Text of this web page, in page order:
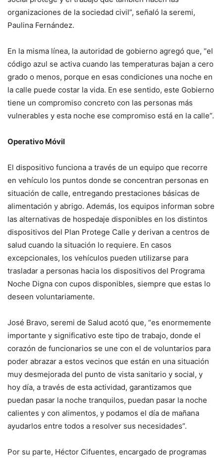
organizaciones de la sociedad civil”, señaló la seremi,
Paulina Fernández.
En la misma línea, la autoridad de gobierno agregó que, “el
código azul se activa cuando las temperaturas bajan a cero
grado o menos, porque en esas condiciones una noche en
la calle puede costar la vida. En ese sentido, este Gobierno
tiene un compromiso concreto con las personas más
vulnerables y esta noche ese compromiso está en la calle”.
Operativo Móvil
El dispositivo funciona a través de un equipo que recorre
en vehículo los puntos donde se concentran personas en
situación de calle, entregando prestaciones básicas de
alimentación y abrigo. Además, los equipos informan sobre
las alternativas de hospedaje disponibles en los distintos
dispositivos del Plan Protege Calle y derivan a centros de
salud cuando la situación lo requiere. En casos
excepcionales, los vehículos pueden utilizarse para
trasladar a personas hacia los dispositivos del Programa
Noche Digna con cupos disponibles, siempre que estas lo
deseen voluntariamente.
José Bravo, seremi de Salud acotó que, “es enormemente
importante y significativo este tipo de trabajo, donde el
corazón de funcionarios se une con el de voluntarios para
poder abrazar a estos vecinos que están en una situación
muy desmejorada del punto de vista sanitario y social, y
hoy día, a través de esta actividad, garantizamos que
puedan pasar la noche tranquilos, puedan pasar la noche
calientes y con alimentos, y podamos el día de mañana
ayudarlos entre todos a resolver sus necesidades”.
Por su parte, Héctor Cifuentes, encargado de programas